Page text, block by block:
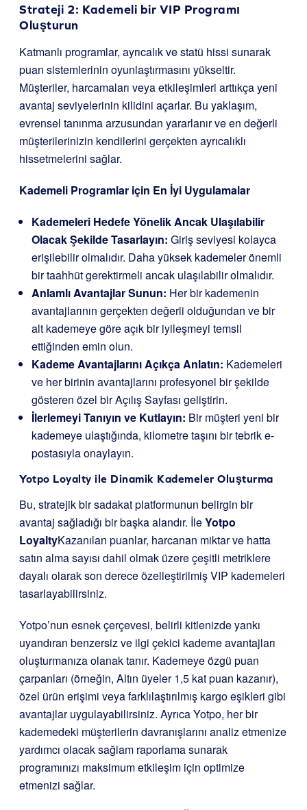
Strateji 2: Kademeli bir VIP Programı
Oluşturun
Katmanlı programlar, ayrıcalık ve statü hissi sunarak
puan sistemlerinin oyunlaştırmasını yükseltir.
Müşteriler, harcamaları veya etkileşimleri arttıkça yeni
avantaj seviyelerinin kilidini açarlar. Bu yaklaşım,
evrensel tanınma arzusundan yararlanır ve en değerli
müşterilerinizin kendilerini gerçekten ayrıcalıklı
hissetmelerini sağlar.
Kademeli Programlar için En İyi Uygulamalar
Kademeleri Hedefe Yönelik Ancak Ulaşılabilir
Olacak Şekilde Tasarlayın: Giriş seviyesi kolayca
erişilebilir olmalıdır. Daha yüksek kademeler önemli
bir taahhüt gerektirmeli ancak ulaşılabilir olmalıdır.
Anlamlı Avantajlar Sunun: Her bir kademenin
avantajlarının gerçekten değerli olduğundan ve bir
alt kademeye göre açık bir iyileşmeyi temsil
ettiğinden emin olun.
Kademe Avantajlarını Açıkça Anlatın: Kademeleri
ve her birinin avantajlarını profesyonel bir şekilde
gösteren özel bir Açılış Sayfası geliştirin.
İlerlemeyi Tanıyın ve Kutlayın: Bir müşteri yeni bir
kademeye ulaştığında, kilometre taşını bir tebrik e-
postasıyla onaylayın.
Yotpo Loyalty ile Dinamik Kademeler Oluşturma
Bu, stratejik bir sadakat platformunun belirgin bir
avantaj sağladığı bir başka alandır. İleYotpo
LoyaltyKazanılan puanlar, harcanan miktar ve hatta
satın alma sayısı dahil olmak üzere çeşitli metriklere
dayalı olarak son derece özelleştirilmiş VIP kademeleri
tasarlayabilirsiniz.
Yotpo’nun esnek çerçevesi, belirli kitlenizde yankı
uyandıran benzersiz ve ilgi çekici kademe avantajları
oluşturmanıza olanak tanır. Kademeye özgü puan
çarpanları (örneğin, Altın üyeler 1,5 kat puan kazanır),
özel ürün erişimi veya farklılaştırılmış kargo eşikleri gibi
avantajlar uygulayabilirsiniz. Ayrıca Yotpo, her bir
kademedeki müşterilerin davranışlarını analiz etmenize
yardımcı olacak sağlam raporlama sunarak
programınızı maksimum etkileşim için optimize
etmenizi sağlar.